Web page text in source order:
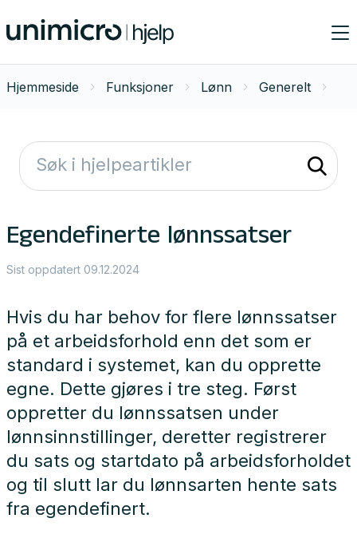
Hjemmeside Funksjoner Lønn Generelt
Egendefinerte lønnssatser
Sist oppdatert 09.12.2024
Hvis du har behov for flere lønnssatser
på et arbeidsforhold enn det som er
standard i systemet, kan du opprette
egne. Dette gjøres i tre steg. Først
oppretter du lønnssatsen under
lønnsinnstillinger, deretter registrerer
du sats og startdato på arbeidsforholdet
og til slutt lar du lønnsarten hente sats
fra egendefinert.